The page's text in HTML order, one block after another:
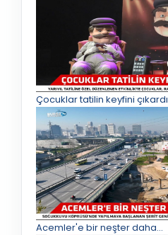
Çocuklar tatilin keyfini çıkardı
Acemler'e bir neşter daha...